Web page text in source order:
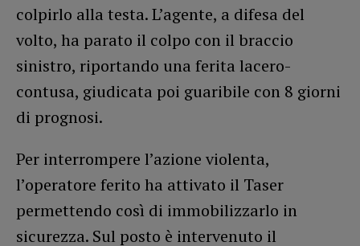
colpirlo alla testa. L’agente, a difesa del
volto, ha parato il colpo con il braccio
sinistro, riportando una ferita lacero-
contusa, giudicata poi guaribile con 8 giorni
di prognosi.
Per interrompere l’azione violenta,
l’operatore ferito ha attivato il Taser
permettendo così di immobilizzarlo in
sicurezza. Sul posto è intervenuto il